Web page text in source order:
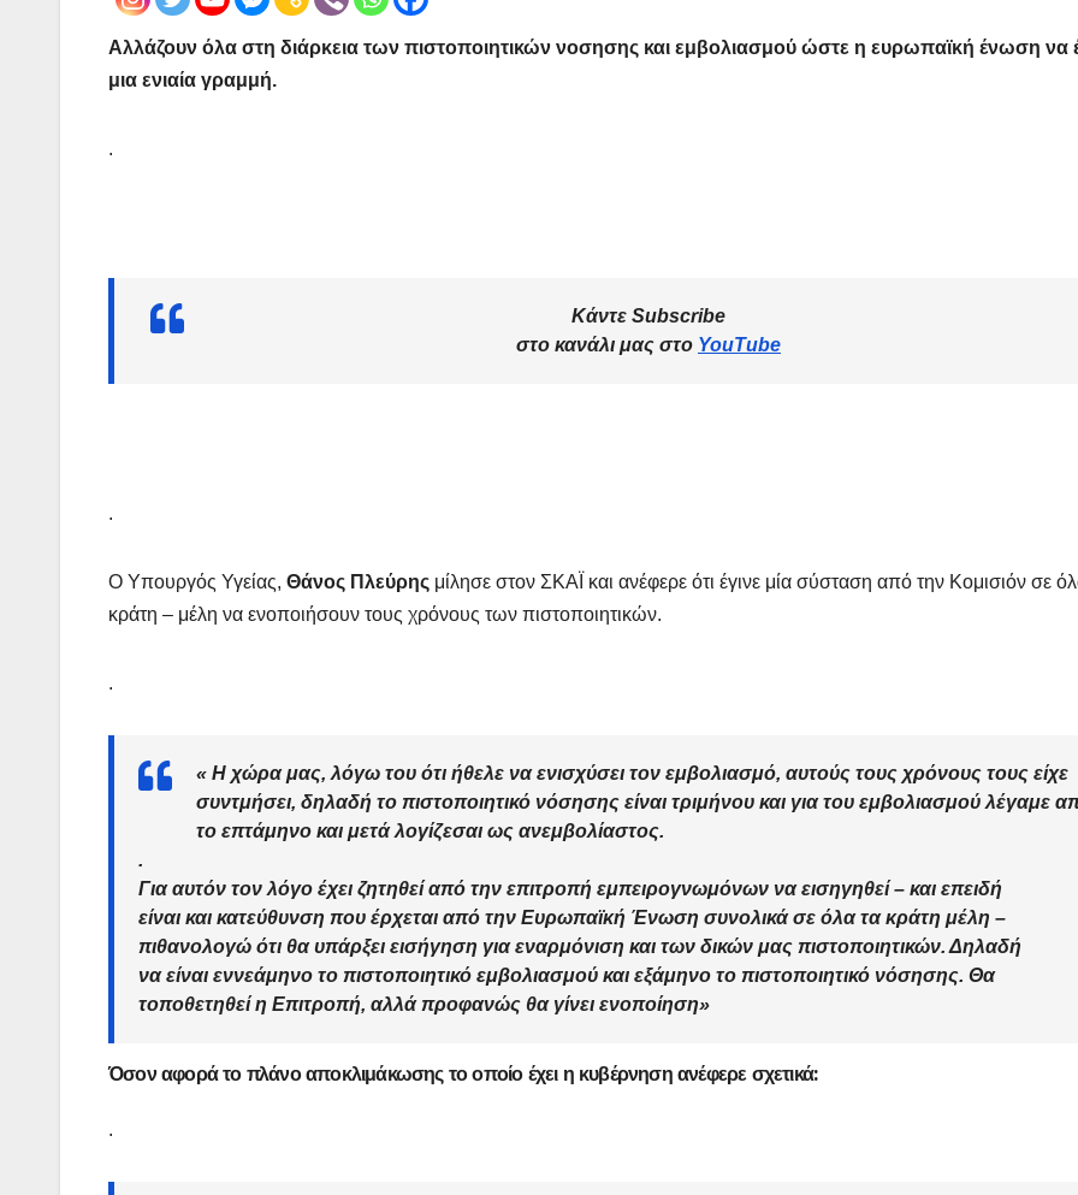
Αλλάζουν όλα στη διάρκεια των πιστοποιητικών νοσησης και εμβολιασμού ώστε η ευρωπαϊκή ένωση να
μια ενιαία γραμμή.
.
Κάντε Subscribe
στο κανάλι μας στο YouTube
.
Ο Υπουργός Υγείας, Θάνος Πλεύρης μίλησε στον ΣΚΑΪ και ανέφερε ότι έγινε μία σύσταση από την Κομισιόν σε
κράτη – μέλη να ενοποιήσουν τους χρόνους των πιστοποιητικών.
.
« Η χώρα μας, λόγω του ότι ήθελε να ενισχύσει τον εμβολιασμό, αυτούς τους χρόνους τους είχε
συντμήσει, δηλαδή το πιστοποιητικό νόσησης είναι τριμήνου και για του εμβολιασμού λέγαμε
το επτάμηνο και μετά λογίζεσαι ως ανεμβολίαστος.
.
Για αυτόν τον λόγο έχει ζητηθεί από την επιτροπή εμπειρογνωμόνων να εισηγηθεί – και επειδή
είναι και κατεύθυνση που έρχεται από την Ευρωπαϊκή Ένωση συνολικά σε όλα τα κράτη μέλη –
πιθανολογώ ότι θα υπάρξει εισήγηση για εναρμόνιση και των δικών μας πιστοποιητικών. Δηλαδή
να είναι εννεάμηνο το πιστοποιητικό εμβολιασμού και εξάμηνο το πιστοποιητικό νόσησης. Θα
τοποθετηθεί η Επιτροπή, αλλά προφανώς θα γίνει ενοποίηση»
Όσον αφορά το πλάνο αποκλιμάκωσης το οποίο έχει η κυβέρνηση ανέφερε σχετικά:
.